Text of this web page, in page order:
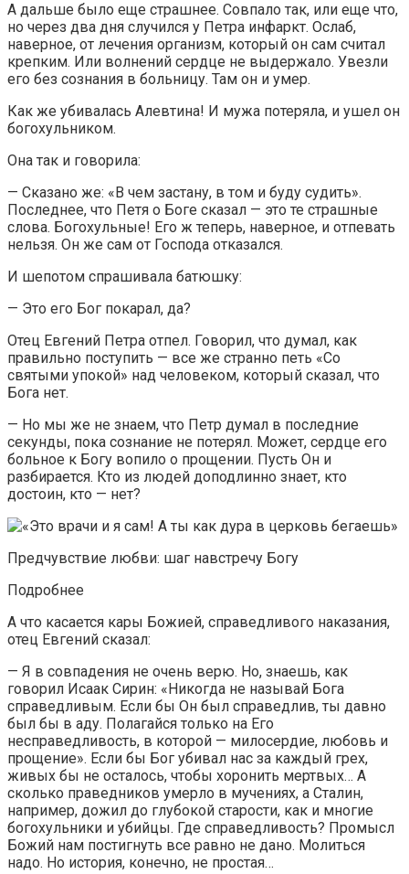
А дальше было еще страшнее. Совпало так, или еще что,
но через два дня случился у Петра инфаркт. Ослаб,
наверное, от лечения организм, который он сам считал
крепким. Или волнений сердце не выдержало. Увезли
его без сознания в больницу. Там он и умер.
Как же убивалась Алевтина! И мужа потеряла, и ушел он
богохульником.
Она так и говорила:
— Сказано же: «В чем застану, в том и буду судить».
Последнее, что Петя о Боге сказал — это те страшные
слова. Богохульные! Его ж теперь, наверное, и отпевать
нельзя. Он же сам от Господа отказался.
И шепотом спрашивала батюшку:
— Это его Бог покарал, да?
Отец Евгений Петра отпел. Говорил, что думал, как
правильно поступить — все же странно петь «Со
святыми упокой» над человеком, который сказал, что
Бога нет.
— Но мы же не знаем, что Петр думал в последние
секунды, пока сознание не потерял. Может, сердце его
больное к Богу вопило о прощении. Пусть Он и
разбирается. Кто из людей доподлинно знает, кто
достоин, кто — нет?
Предчувствие любви: шаг навстречу Богу
Подробнее
А что касается кары Божией, справедливого наказания,
отец Евгений сказал:
— Я в совпадения не очень верю. Но, знаешь, как
говорил Исаак Сирин: «Никогда не называй Бога
справедливым. Если бы Он был справедлив, ты давно
был бы в аду. Полагайся только на Его
несправедливость, в которой — милосердие, любовь и
прощение». Если бы Бог убивал нас за каждый грех,
живых бы не осталось, чтобы хоронить мертвых… А
сколько праведников умерло в мучениях, а Сталин,
например, дожил до глубокой старости, как и многие
богохульники и убийцы. Где справедливость? Промысл
Божий нам постигнуть все равно не дано. Молиться
надо. Но история, конечно, не простая…